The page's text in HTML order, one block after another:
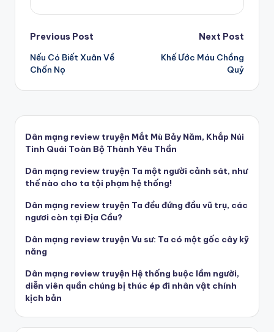
Post
navigation
Previous Post
Nếu Có Biết Xuân Về
Chốn Nọ
Next Post
Khế Ước Máu Chồng
Quỷ
Dân mạng review truyện Mắt Mù Bảy Năm, Khắp Núi
Tinh Quái Toàn Bộ Thành Yêu Thần
Dân mạng review truyện Ta một người cảnh sát, như
thế nào cho ta tội phạm hệ thống!
Dân mạng review truyện Ta đều đứng đầu vũ trụ, các
ngươi còn tại Địa Cầu?
Dân mạng review truyện Vu sư: Ta có một gốc cây kỹ
năng
Dân mạng review truyện Hệ thống buộc lầm người,
diễn viên quần chúng bị thúc ép đi nhân vật chính
kịch bản